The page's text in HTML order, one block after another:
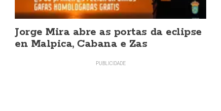
Jorge Mira abre as portas da eclipse
en Malpica, Cabana e Zas